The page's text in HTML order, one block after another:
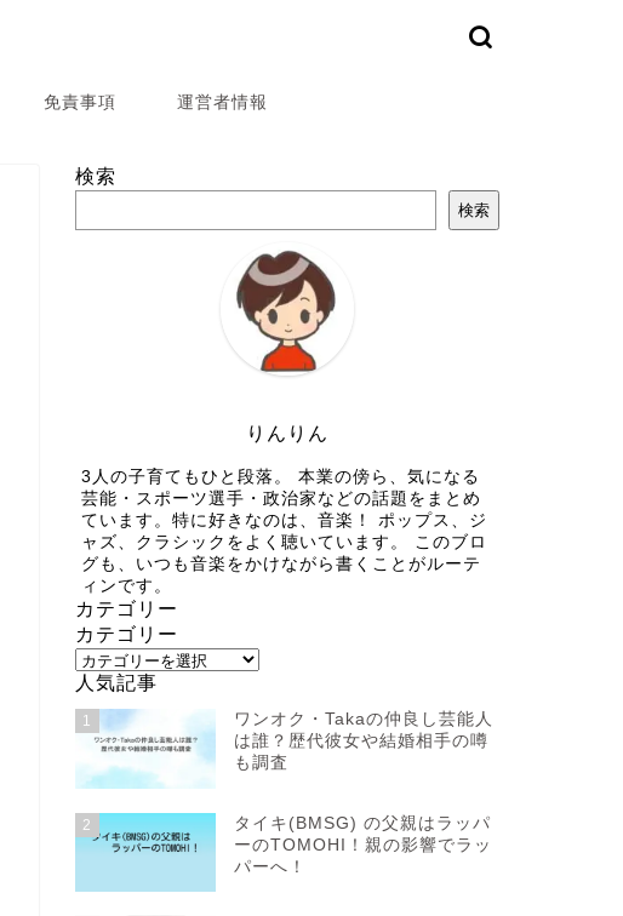
免責事項 運営者情報
検索
検索
りんりん
3人の子育てもひと段落。 本業の傍ら、気になる
芸能・スポーツ選手・政治家などの話題をまとめ
ています。特に好きなのは、音楽！ ポップス、ジ
ャズ、クラシックをよく聴いています。 このブロ
グも、いつも音楽をかけながら書くことがルーテ
ィンです。
カテゴリー
カテゴリー
人気記事
1
ワンオク・Takaの仲良し芸能人
は誰？歴代彼女や結婚相手の噂
も調査
2
タイキ(BMSG) の父親はラッパ
ーのTOMOHI！親の影響でラッ
パーへ！